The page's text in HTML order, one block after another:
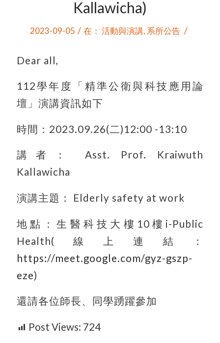
Kallawicha)
2023-09-05 / 在： 活動與演講, 系所公告 /
Dear all,
112學年度「精準公衛與科技應用論
壇」演講資訊如下
時間：2023.09.26(二)12:00 -13:10
講者： Asst. Prof. Kraiwuth
Kallawicha
演講主題： Elderly safety at work
地點：生醫科技大樓10樓i-Public
Health(線上連結：
https://meet.google.com/gyz-gszp-
eze)
還請各位師長、同學踴躍參加
Post Views: 724